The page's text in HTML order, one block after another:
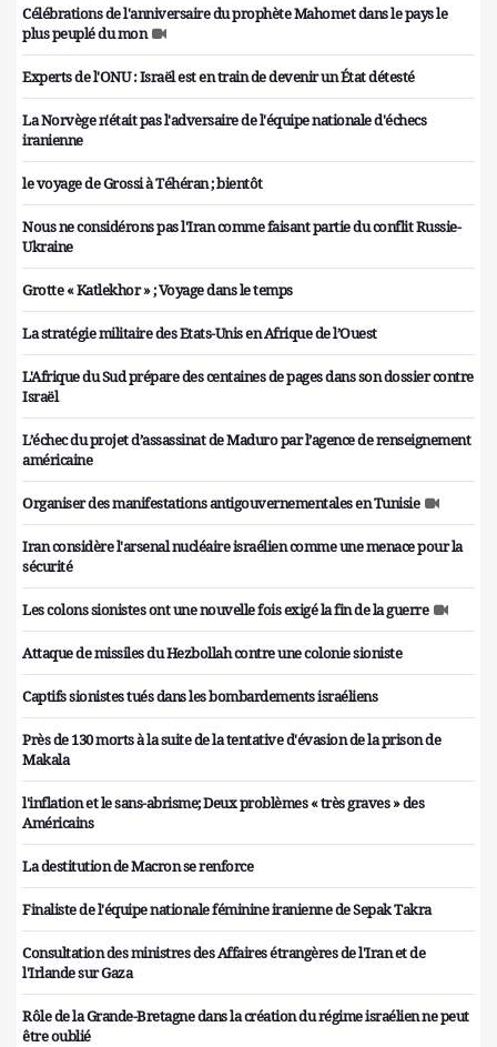
Célébrations de l'anniversaire du prophète Mahomet dans le pays le
plus peuplé du mon
Experts de l'ONU : Israël est en train de devenir un État détesté
La Norvège n'était pas l'adversaire de l'équipe nationale d'échecs
iranienne
le voyage de Grossi à Téhéran ; bientôt
Nous ne considérons pas l'Iran comme faisant partie du conflit Russie-
Ukraine
Grotte « Katlekhor » ; Voyage dans le temps
La stratégie militaire des Etats-Unis en Afrique de l’Ouest
L'Afrique du Sud prépare des centaines de pages dans son dossier contre
Israël
L’échec du projet d’assassinat de Maduro par l’agence de renseignement
américaine
Organiser des manifestations antigouvernementales en Tunisie
Iran considère l'arsenal nucléaire israélien comme une menace pour la
sécurité
Les colons sionistes ont une nouvelle fois exigé la fin de la guerre
Attaque de missiles du Hezbollah contre une colonie sioniste
Captifs sionistes tués dans les bombardements israéliens
Près de 130 morts à la suite de la tentative d'évasion de la prison de
Makala
l'inflation et le sans-abrisme; Deux problèmes « très graves » des
Américains
La destitution de Macron se renforce
Finaliste de l'équipe nationale féminine iranienne de Sepak Takra
Consultation des ministres des Affaires étrangères de l'Iran et de
l'Irlande sur Gaza
Rôle de la Grande-Bretagne dans la création du régime israélien ne peut
être oublié